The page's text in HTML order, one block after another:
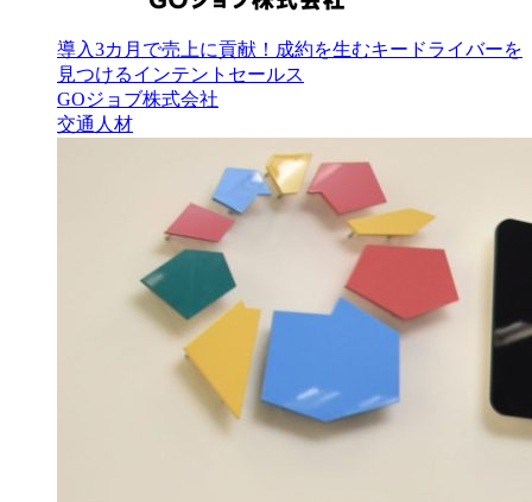
導入3カ月で売上に貢献！成約を生むキードライバーを
見つけるインテントセールス
GOジョブ株式会社
交通 人材